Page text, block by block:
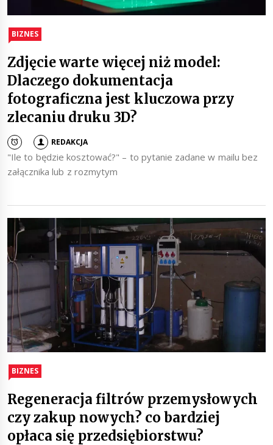
BIZNES
Zdjęcie warte więcej niż model:
Dlaczego dokumentacja
fotograficzna jest kluczowa przy
zlecaniu druku 3D?
REDAKCJA
"Ile to będzie kosztować?" – to pytanie zadane w mailu bez
załącznika lub z rozmytym
BIZNES
Regeneracja filtrów przemysłowych
czy zakup nowych? co bardziej
opłaca się przedsiębiorstwu?